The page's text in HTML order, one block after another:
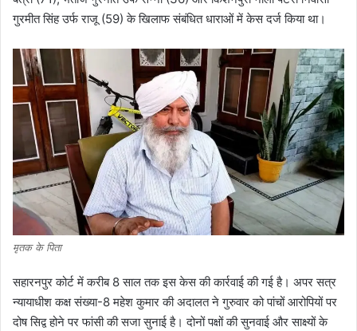
गुरमीत सिंह उर्फ राजू (59) के खिलाफ संबंधित धाराओं में केस दर्ज किया था।
मृतक के पिता
सहारनपुर कोर्ट में करीब 8 साल तक इस केस की कार्रवाई की गई है। अपर सत्र
न्यायाधीश कक्ष संख्या-8 महेश कुमार की अदालत ने गुरुवार को पांचों आरोपियों पर
दोष सिद्व होने पर फांसी की सजा सुनाई है। दोनों पक्षों की सुनवाई और साक्ष्यों के